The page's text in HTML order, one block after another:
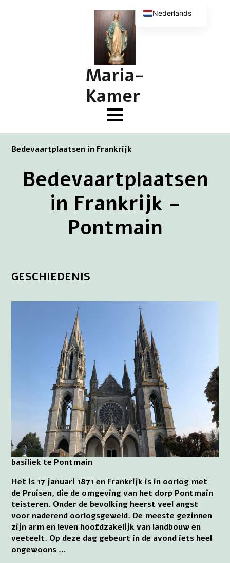
Maria-
Kamer
Bedevaartplaatsen in Frankrijk
Bedevaartplaatsen
in Frankrijk –
Pontmain
GESCHIEDENIS
basiliek te Pontmain
Het is 17 januari 1871 en Frankrijk is in oorlog met
de Pruisen, die de omgeving van het dorp Pontmain
teisteren. Onder de bevolking heerst veel angst
voor naderend oorlogsgeweld. De meeste gezinnen
zijn arm en leven hoofdzakelijk van landbouw en
veeteelt. Op deze dag gebeurt in de avond iets heel
ongewoons …
Nederlands